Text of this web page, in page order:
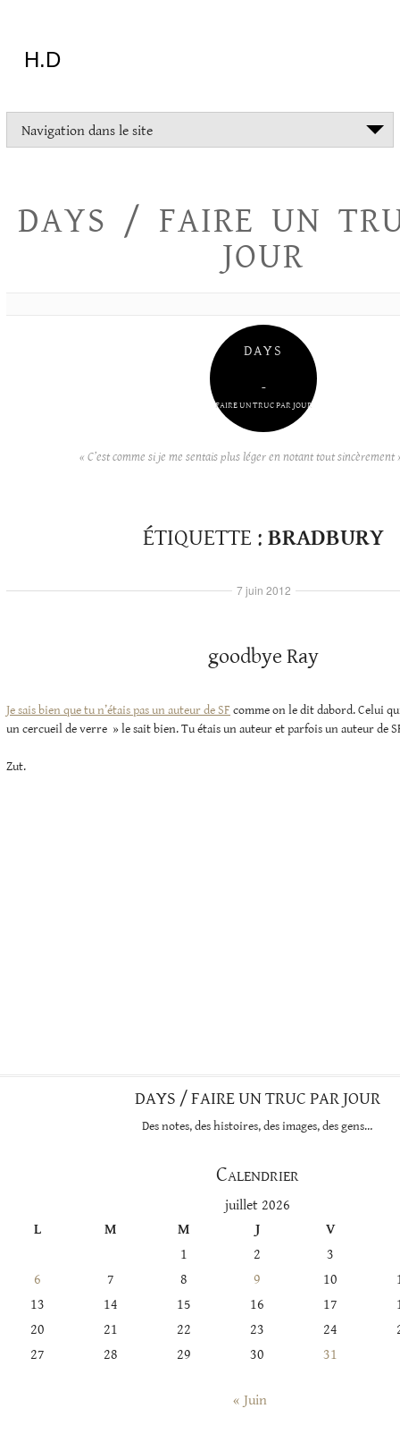
H.D
tout
essayer
Navigation dans le site
DAYS / FAIRE UN
JOUR
DAYS
–
FAIRE UN TRUC PAR JOUR
« C’est comme si je me sentais plus léger en notant tout sincèrement
ÉTIQUETTE : BRADBURY
goodbye Ray
Je sais bien que tu n’étais pas un auteur de SF comme on le dit dabord. Celui
un cercueil de verre » le sait bien. Tu étais un auteur et parfois un auteur de
Zut.
7 juin 2012
DAYS / FAIRE UN TRUC PAR JOUR
Des notes, des histoires, des images, des gens…
Calendrier
juillet 2026
L
M M J
V
1
2
3
6
7 8 9 10
13
14 15 16 17
20
21 22 23 24
27
28 29 30 31
« Juin